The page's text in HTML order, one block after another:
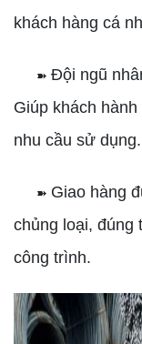
khách hàng cá
➽ Đội ngũ
Giúp khách
nhu cầu sử dụng.
➽ Giao hàng
chủng loại, đúng
công trình.